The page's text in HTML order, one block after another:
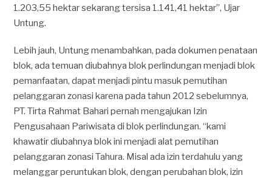
1.203,55 hektar sekarang tersisa 1.141,41 hektar”, Ujar
Untung.
Lebih jauh, Untung menambahkan, pada dokumen penataan
blok, ada temuan diubahnya blok perlindungan menjadi blok
pemanfaatan, dapat menjadi pintu masuk pemutihan
pelanggaran zonasi karena pada tahun 2012 sebelumnya,
PT. Tirta Rahmat Bahari pernah mengajukan Izin
Pengusahaan Pariwisata di blok perlindungan. “kami
khawatir diubahnya blok ini menjadi alat pemutihan
pelanggaran zonasi Tahura. Misal ada izin terdahulu yang
melanggar peruntukan blok, dengan perubahan blok, izin